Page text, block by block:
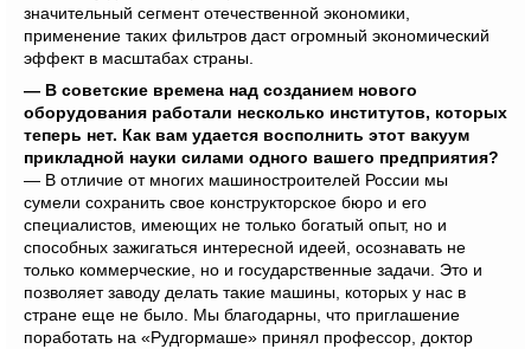
значительный сегмент отечественной экономики,
применение таких фильтров даст огромный экономический
эффект в масштабах страны.
— В советские времена над созданием нового
оборудования работали несколько институтов, которых
теперь нет. Как вам удается восполнить этот вакуум
прикладной науки силами одного вашего предприятия?
— В отличие от многих машиностроителей России мы
сумели сохранить свое конструкторское бюро и его
специалистов, имеющих не только богатый опыт, но и
способных зажигаться интересной идеей, осознавать не
только коммерческие, но и государственные задачи. Это и
позволяет заводу делать такие машины, которых у нас в
стране еще не было. Мы благодарны, что приглашение
поработать на «Рудгормаше» принял профессор, доктор